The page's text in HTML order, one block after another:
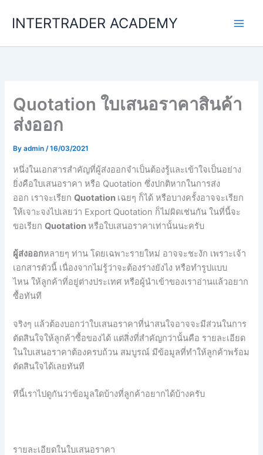
INTERTRADER ACADEMY
Quotation ใบเสนอราคาสินค้า
ส่งออก
Byadmin/16/03/2021
หนึ่งในเอกสารสำคัญที่ผู้ส่งออกจำเป็นต้องรู้และเข้าใจเป็นอย่าง
ยิ่งคือใบเสนอราคาหรือ Quotationซึ่งปกติหากในการส่ง
ออก เราจะเรียก Quotation เฉยๆ ก็ได้ หรือบางครั้งอาจจะเรียก
ให้เจาะจงไปเลยว่า Export Quotation ก็ไม่ผิดเช่นกัน ในที่นี้จะ
ขอเรียก Quotationหรือใบเสนอราคาเท่านั้นนะครับ
ผู้ส่งออกหลายๆ ท่าน โดยเฉพาะรายใหม่ อาจจะชะงัก เพราะเจ้า
เอกสารตัวนี้ เนื่องจากไม่รู้ว่าจะต้องร่างยังไง หรือทำรูปแบบ
ไหน ให้ลูกค้าที่อยู่ต่างประเทศ หรือผู้นำเข้าของเราอ่านแล้วอยาก
ซื้อทันที
จริงๆ แล้วต้องบอกว่าใบเสนอราคาที่น่าสนใจอาจจะมีส่วนในการ
ตัดสินใจให้ลูกค้าซื้อของได้ แต่สิ่งที่สำคัญกว่านั้นคือ รายละเอียด
ในใบเสนอราคาต้องครบถ้วน สมบูรณ์ มีข้อมูลที่ทำให้ลูกค้าพร้อม
ตัดสินใจได้เลยทันที
ทีนี้เราไปดูกันว่าข้อมูลใดบ้างที่ลูกค้าอยากได้บ้างครับ
รายละเอียดในใบเสนอราคา